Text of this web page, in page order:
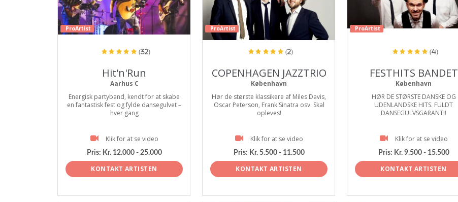
ProArtist
(32)
Hit'n'Run
Aarhus C
Energisk partyband, kendt for at skabe
en fantastisk fest og fylde dansegulvet –
hver gang
Klik for at se video
Pris: Kr. 12.000 - 25.000
KONTAKT ARTISTEN
ProArtist
(2)
COPENHAGEN JAZZTRIO
København
Hør de største klassikere af Miles Davis,
Oscar Peterson, Frank Sinatra osv. Skal
opleves!
Klik for at se video
Pris: Kr. 5.500 - 11.500
KONTAKT ARTISTEN
ProArtist
(4)
FESTHITS BANDET
København
HØR DE STØRSTE DANSKE OG
UDENLANDSKE HITS. FULDT
DANSEGULVSGARANTI!
Klik for at se video
Pris: Kr. 9.500 - 15.500
KONTAKT ARTISTEN